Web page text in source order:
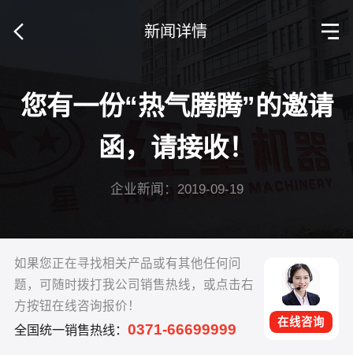
新闻详情
您有一份“热气腾腾”的邀请
函，请接收！
企业新闻：2019-09-19
如果您正在寻找相关产品或有其他任何问
题，可随时拨打我公司销售热线，或点击右
方按钮在线咨询报价！
全国统一销售热线： 0371-66699999 在线咨询